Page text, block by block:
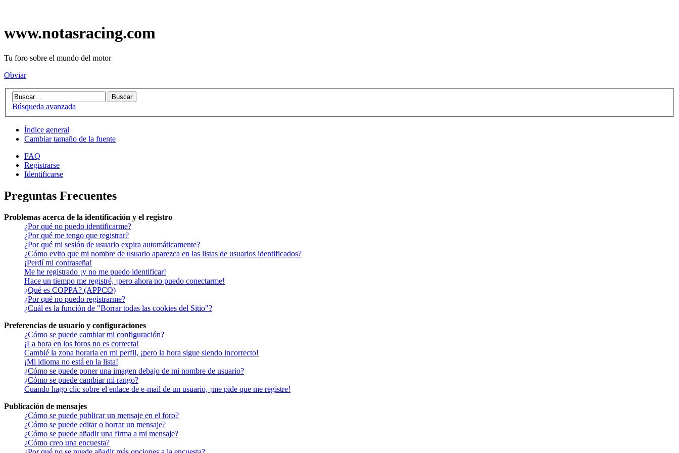
www.notasracing.com
Tu foro sobre el mundo del motor
Obviar
Búsqueda avanzada
Índice general
Cambiar tamaño de la fuente
FAQ
Registrarse
Identificarse
Preguntas Frecuentes
Problemas acerca de la identificación y el registro
¿Por qué no puedo identificarme?
¿Por qué me tengo que registrar?
¿Por qué mi sesión de usuario expira automáticamente?
¿Cómo evito que mi nombre de usuario aparezca en las listas de usuarios identificados?
¡Perdí mi contraseña!
Me he registrado ¡y no me puedo identificar!
Hace un tiempo me registré, ¡pero ahora no puedo conectarme!
¿Qué es COPPA? (APPCO)
¿Por qué no puedo registrarme?
¿Cuál es la función de "Borrar todas las cookies del Sitio"?
Preferencias de usuario y configuraciones
¿Cómo se puede cambiar mi configuración?
¡La hora en los foros no es correcta!
Cambié la zona horaria en mi perfil, ¡pero la hora sigue siendo incorrecto!
¡Mi idioma no está en la lista!
¿Cómo se puede poner una imagen debajo de mi nombre de usuario?
¿Cómo se puede cambiar mi rango?
Cuando hago clic sobre el enlace de e-mail de un usuario, ¡me pide que me registre!
Publicación de mensajes
¿Cómo se puede publicar un mensaje en el foro?
¿Cómo se puede editar o borrar un mensaje?
¿Cómo se puede añadir una firma a mi mensaje?
¿Cómo creo una encuesta?